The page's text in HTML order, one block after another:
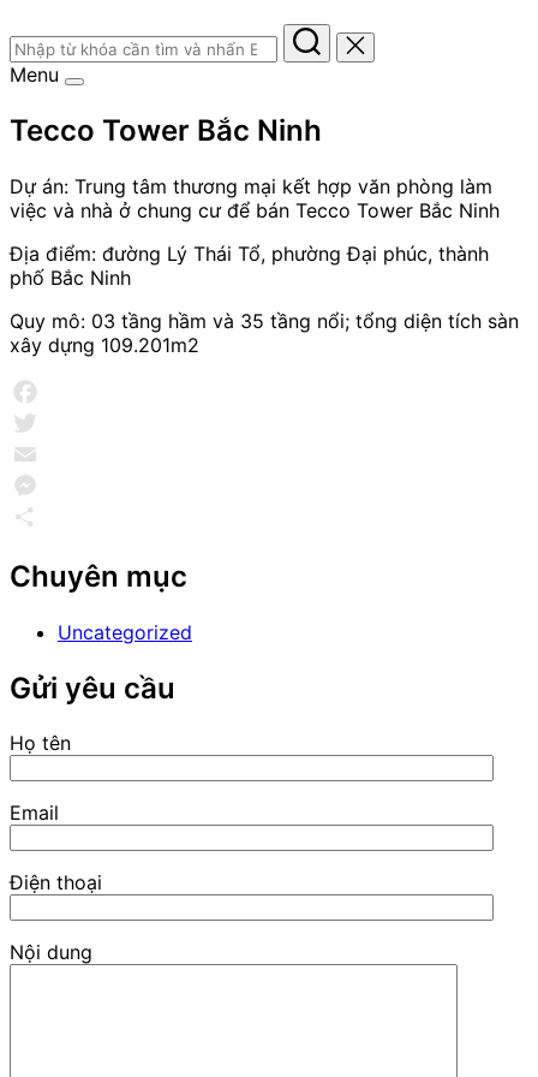
Tìm
kiếm
cho:
Menu
Menu
Tecco Tower Bắc Ninh
Dự án: Trung tâm thương mại kết hợp văn phòng làm
việc và nhà ở chung cư để bán Tecco Tower Bắc Ninh
Địa điểm: đường Lý Thái Tổ, phường Đại phúc, thành
phố Bắc Ninh
Quy mô: 03 tầng hầm và 35 tầng nổi; tổng diện tích sàn
xây dựng 109.201m2
Facebook
Twitter
Email
Messenger
Chuyên mục
Uncategorized
Gửi yêu cầu
Họ tên
Email
Điện thoại
Nội dung